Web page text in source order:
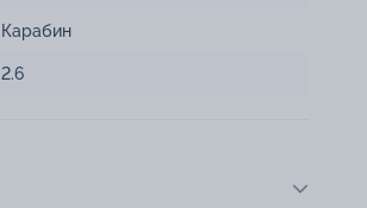
Карабин
2.6